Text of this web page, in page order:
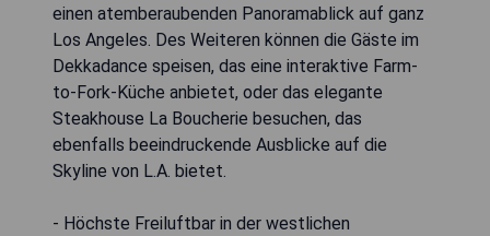
einen atemberaubenden Panoramablick auf ganz
Los Angeles. Des Weiteren können die Gäste im
Dekkadance speisen, das eine interaktive Farm-
to-Fork-Küche anbietet, oder das elegante
Steakhouse La Boucherie besuchen, das
ebenfalls beeindruckende Ausblicke auf die
Skyline von L.A. bietet.
- Höchste Freiluftbar in der westlichen